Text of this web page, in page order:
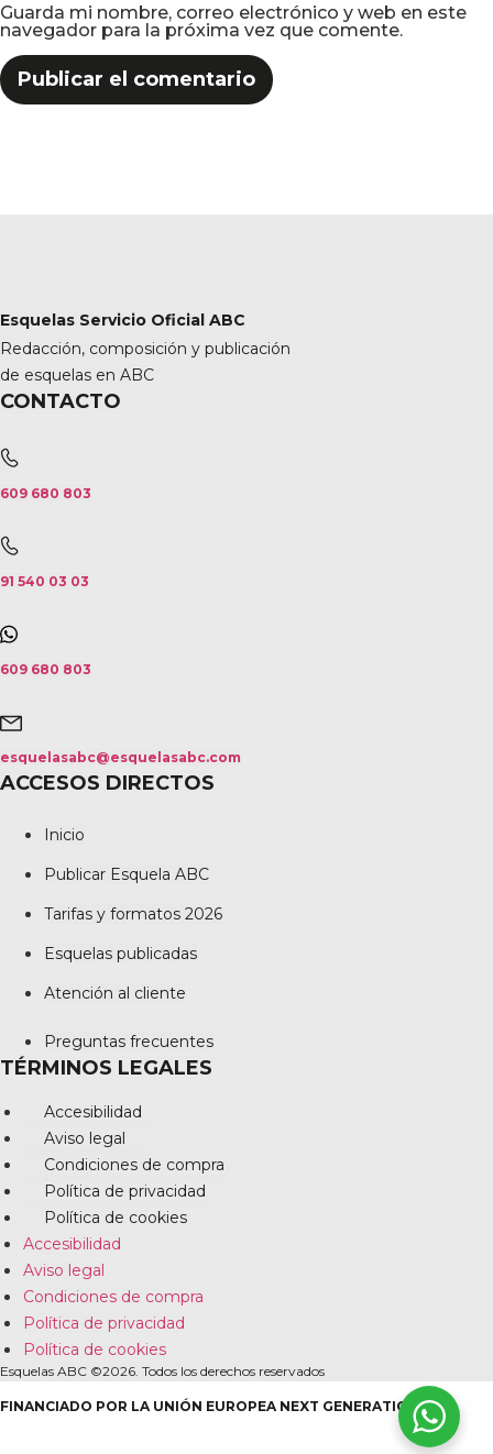
Guarda mi nombre, correo electrónico y web en este
navegador para la próxima vez que comente.
Esquelas Servicio Oficial ABC
Redacción, composición y publicación
de esquelas en ABC
CONTACTO
609 680 803
91 540 03 03
609 680 803
esquelasabc@esquelasabc.com
ACCESOS DIRECTOS
Inicio
Publicar Esquela ABC
Tarifas y formatos 2026
Esquelas publicadas
Atención al cliente
Preguntas frecuentes
TÉRMINOS LEGALES
Accesibilidad
Aviso legal
Condiciones de compra
Política de privacidad
Política de cookies
Accesibilidad
Aviso legal
Condiciones de compra
Política de privacidad
Política de cookies
Esquelas ABC ©2026. Todos los derechos reservados
FINANCIADO POR LA UNIÓN EUROPEA NEXT GENERATION EU